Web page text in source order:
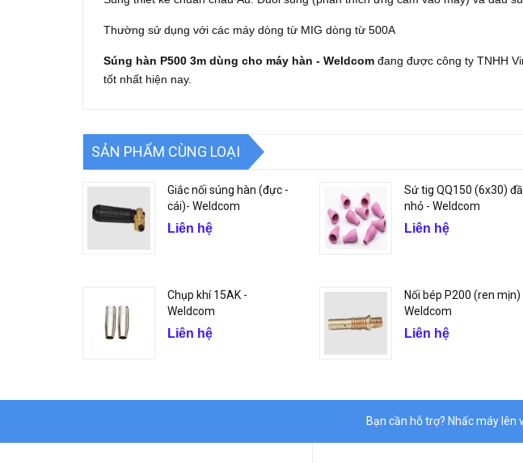
Thường sử dụng với các máy dòng từ MIG dòng từ 500A
Súng hàn P500 3m dùng cho máy hàn - Weldcom đang được công ty TNHH
tốt nhất hiện nay.
SẢN PHẨM CÙNG LOẠI
Giắc nối súng hàn (đực -
cái)- Weldcom
Liên hệ
Sứ tig QQ150 (6x30)
nhỏ - Weldcom
Liên hệ
Chụp khí 15AK -
Weldcom
Liên hệ
Nối bép P200 (ren mịn)
Weldcom
Liên hệ
Bạn cần hỗ trợ? Nhấc máy lên